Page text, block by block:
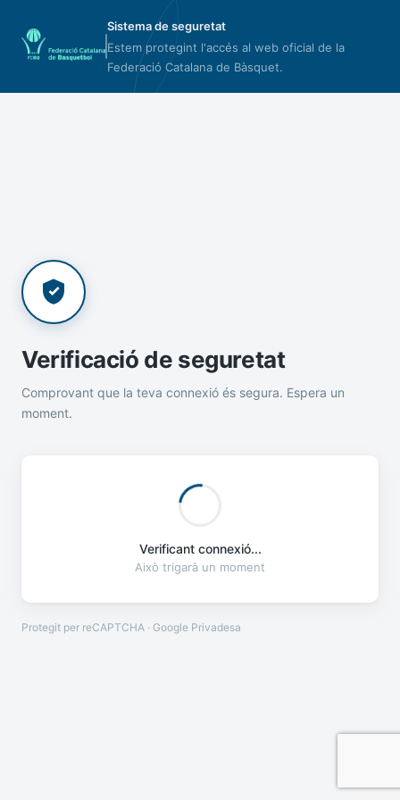
Sistema de seguretat
Estem protegint l'accés al web oficial de la
Federació Catalana de Bàsquet.
Verificació de seguretat
Comprovant que la teva connexió és segura. Espera un
moment.
Verificant connexió...
Això trigarà un moment
Protegit per reCAPTCHA · Google Privadesa